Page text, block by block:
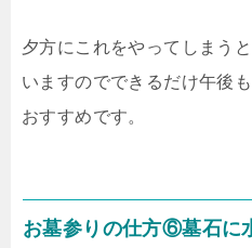
夕方にこれをやってしまう
いますのでできるだけ午後
おすすめです。
お墓参りの仕方⑥墓石に